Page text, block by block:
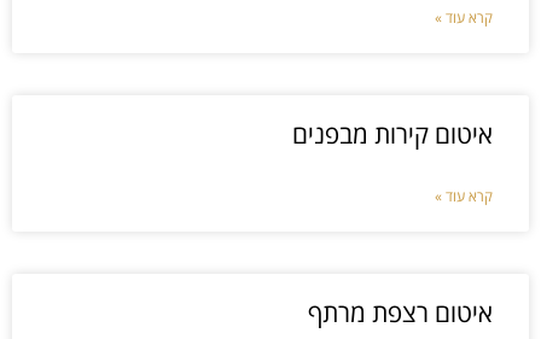
קרא עוד »
איטום קירות מבפנים
קרא עוד »
איטום רצפת מרתף